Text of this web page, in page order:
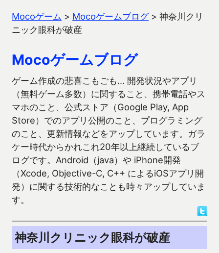
Mocoゲーム > Mocoゲームブログ> 神奈川クリ
ニック眼科が破産
Mocoゲームブログ
ゲーム作成の悲喜こもごも… 開発状況やアプリ
（無料ゲーム多数）に関すること、携帯電話やス
マホのこと、公式ストア（Google Play, App
Store）でのアプリ公開のこと、プログラミング
のこと、更新情報などをアップしています。ガラ
ケー時代からかれこれ20年以上継続しているブ
ログです。Android（java）や iPhone開発
（Xcode, Objective-C, C++ によるiOSアプリ開
発）に関する技術的なことも時々アップしていま
す。
神奈川クリニック眼科が破産